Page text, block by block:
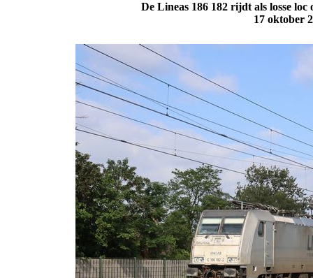
De Lineas 186 182 rijdt als losse loc
17 oktober